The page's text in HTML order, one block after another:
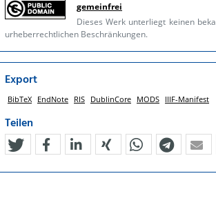
gemeinfrei
Dieses Werk unterliegt keinen
urheberrechtlichen Beschränkungen.
Export
BibTeX EndNote RIS DublinCore MODS IIIF-Manifest
Teilen